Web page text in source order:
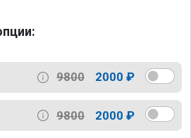
9800 2000 ₽
9800 2000 ₽